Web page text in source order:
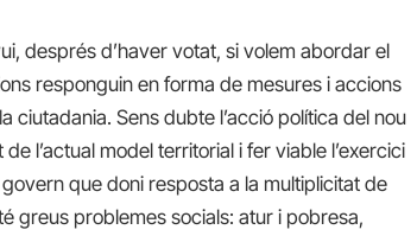
després d’haver votat, si volem abordar el
responguin en forma de mesures i accions
Sens dubte l’acció política del nou
l’actual model territorial i fer viable l’exercici
que doni resposta a la multiplicitat de
greus problemes socials: atur i pobresa,